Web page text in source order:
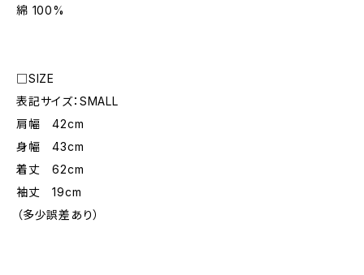
綿 100%
□SIZE
表記サイズ：SMALL
肩幅 42cm
身幅 43cm
着丈 62cm
袖丈 19cm
（多少誤差あり）